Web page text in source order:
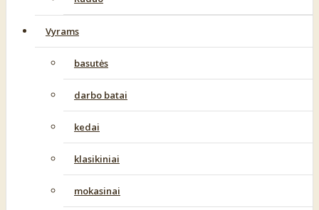
Vyrams
basutės
darbo batai
kedai
klasikiniai
mokasinai